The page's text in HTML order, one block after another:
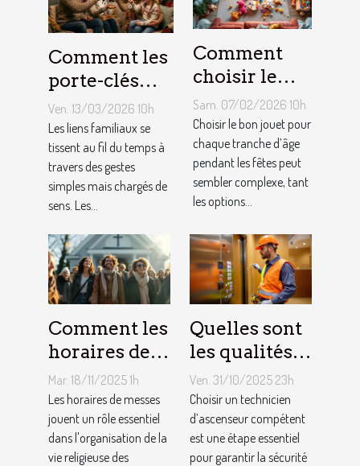
Comment les
porte-clés
personnalisés
peuvent
renforcer les
liens
familiaux ?
Ven. 13/03/2026 10h
Les liens familiaux se
tissent au fil du temps à
travers des gestes
simples mais chargés de
sens. Les...
Comment
choisir le
jouet idéal
pour chaque
âge lors des
fêtes ?
Sam. 07/02/2026 10h
Choisir le bon jouet pour
chaque tranche d’âge
pendant les fêtes peut
sembler complexe, tant
les options...
Comment les
horaires de
messes
facilitent la
vie des
pratiquants ?
Mar. 18/11/2025 1h
Les horaires de messes
jouent un rôle essentiel
dans l'organisation de la
vie religieuse des
Quelles sont
les qualités à
rechercher
chez un
technicien
d’ascenseur ?
Ven. 31/10/2025 23h
Choisir un technicien
d’ascenseur compétent
est une étape essentiel
pour garantir la sécurité